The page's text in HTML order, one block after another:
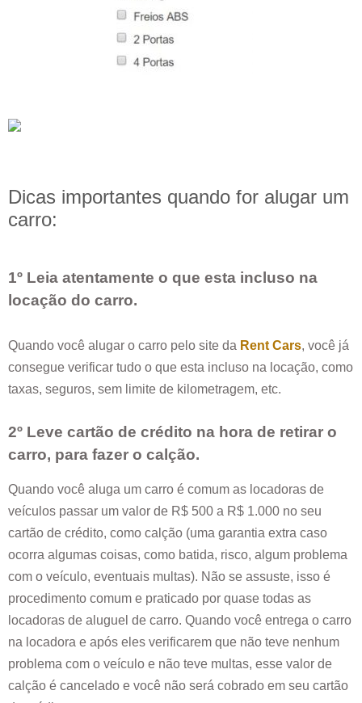
Dicas importantes quando for alugar um
carro:
1º Leia atentamente o que esta incluso na
locação do carro.
Quando você alugar o carro pelo site da Rent Cars, você já
consegue verificar tudo o que esta incluso na locação, como
taxas, seguros, sem limite de kilometragem, etc.
2º Leve cartão de crédito na hora de retirar o
carro, para fazer o calção.
Quando você aluga um carro é comum as locadoras de
veículos passar um valor de R$ 500 a R$ 1.000 no seu
cartão de crédito, como calção (uma garantia extra caso
ocorra algumas coisas, como batida, risco, algum problema
com o veículo, eventuais multas). Não se assuste, isso é
procedimento comum e praticado por quase todas as
locadoras de aluguel de carro. Quando você entrega o carro
na locadora e após eles verificarem que não teve nenhum
problema com o veículo e não teve multas, esse valor de
calção é cancelado e você não será cobrado em seu cartão